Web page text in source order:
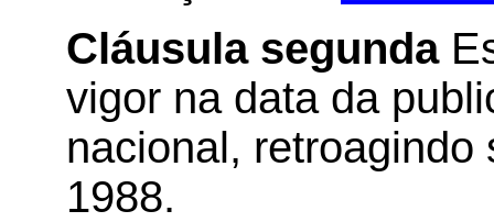
Cláusula segunda
vigor na data da
nacional,
1988.